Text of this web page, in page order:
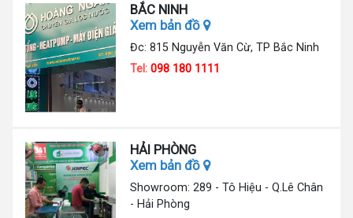
BẮC NINH
Xem bản đồ
Đc: 815 Nguyễn Văn Cừ, TP Bắc Ninh
Tel:098 180 1111
HẢI PHÒNG
Xem bản đồ
Showroom: 289 - Tô Hiệu - Q.Lê Chân
- Hải Phòng